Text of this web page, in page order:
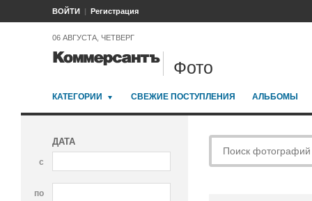
ВОЙТИ Регистрация
06 АВГУСТА, ЧЕТВЕРГ
Фото
КАТЕГОРИИ СВЕЖИЕ ПОСТУПЛЕНИЯ АЛЬБОМЫ
ДАТА
с
по